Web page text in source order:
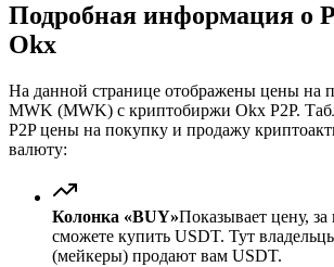
Подробная информация о
Okx
На данной странице отображены цены на
MWK (MWK) с криптобиржи Okx P2P.
P2P цены на покупку и продажу
валюту:
Колонка «BUY»Показывает цену,
сможете купить USDT. Тут
(мейкеры) продают вам USDT.